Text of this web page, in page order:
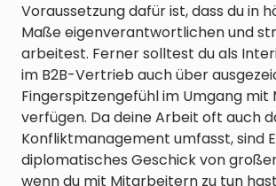
Voraussetzung dafür ist, dass du in
Maße eigenverantwortlichen und
arbeitest. Ferner solltest du als
im B2B-Vertrieb auch über
Fingerspitzengefühl im Umgang mit
verfügen. Da deine Arbeit oft auch
Konfliktmanagement umfasst, sind
diplomatisches Geschick von
wenn du mit Mitarbeitern zu tun